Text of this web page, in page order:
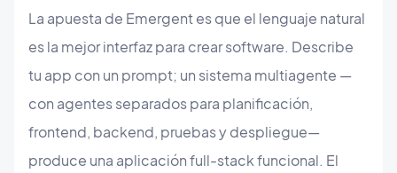
La apuesta de Emergent es que el lenguaje natural
es la mejor interfaz para crear software. Describe
tu app con un prompt; un sistema multiagente —
con agentes separados para planificación,
frontend, backend, pruebas y despliegue—
produce una aplicación full-stack funcional. El